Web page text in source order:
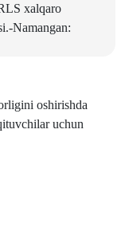
xalqaro
Namangan:
oshirishda
uchun